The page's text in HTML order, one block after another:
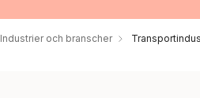
Industrier och branscher